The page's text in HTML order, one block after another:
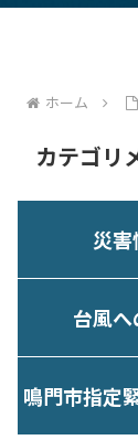
ホーム
カテゴリ
災
台風
鳴門市指定